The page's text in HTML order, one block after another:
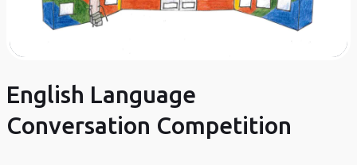
English Language
Conversation Competition